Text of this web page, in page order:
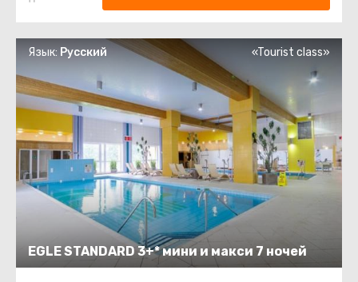
EGLE STANDARD 3+* мини и макси 7 ночей
Язык: Русский «Tourist class»